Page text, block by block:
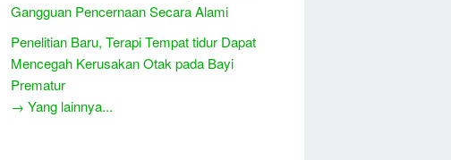
Gangguan Pencernaan Secara Alami
Penelitian Baru, Terapi Tempat tidur Dapat
Mencegah Kerusakan Otak pada Bayi
Prematur
→ Yang lainnya...